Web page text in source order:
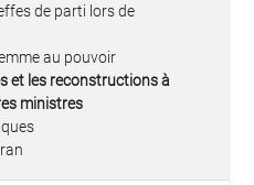
de parti lors de
au pouvoir
et les reconstructions à
ministres